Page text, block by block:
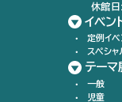
休館日
イベン
定例イベ
スペシャ
テーマ
一般
児童